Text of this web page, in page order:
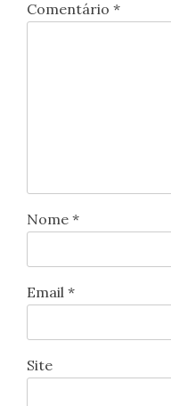
Comentário *
Nome *
Email *
Site